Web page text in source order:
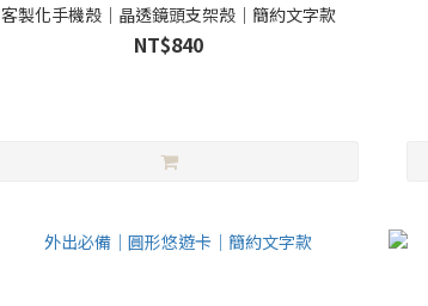
客製化手機殼｜晶透鏡頭支架殼｜簡約文字款
NT$840